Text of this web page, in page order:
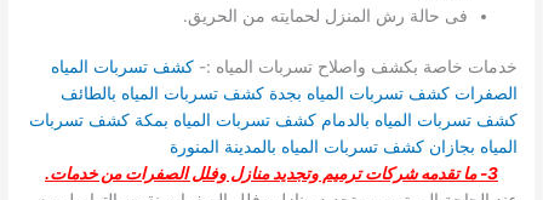
فى حالة رش المنزل لحمايته من الحريق.
خدمات خاصة بكشف واصلاح تسربات المياه :-كشف تسربات المياه
الصفرات كشف تسربات المياه بجدة كشف تسربات المياه بالطائف
كشف تسربات المياه بالدمام كشف تسربات المياه بمكة كشف تسربات
المياه بجازان كشف تسربات المياه بالمدينة المنورة
3- ما تقدمه شركات ترميم وتجديد منازل وفلل الصفرات من خدمات.